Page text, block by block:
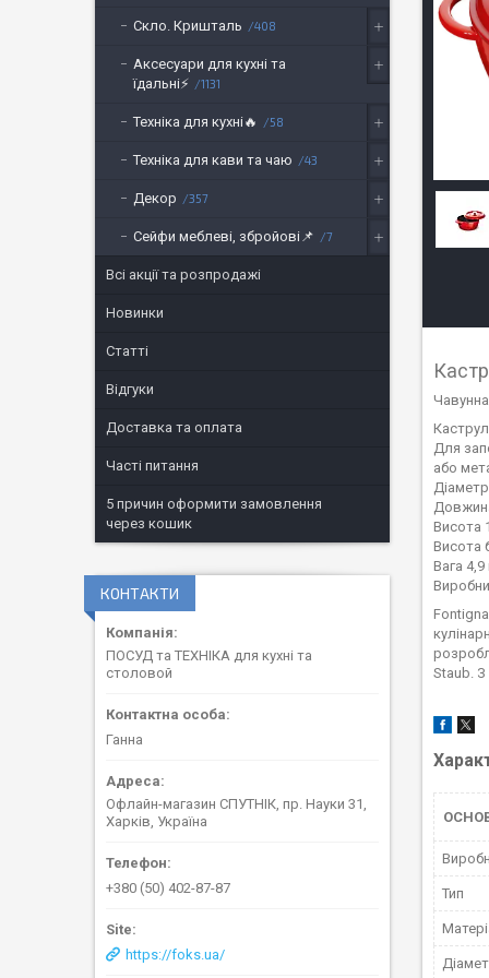
Для
або
Висота
Висота
Вага 4,9
Staub. З
Тип
Скло. Кришталь 408
Аксесуари для кухні та
їдальні⚡
1131
Техніка для кухні🔥 58
Техніка для кави та чаю 43
Декор 357
Сейфи меблеві, збройові📌 7
Всі акції та розпродажі
Новинки
Статті
Відгуки
Доставка та оплата
Часті питання
5 причин оформити замовлення
через кошик
КОНТАКТИ
ПОСУД та ТЕХНІКА для кухні та
столовой
Ганна
Офлайн-магазин СПУТНІК, пр. Науки 31,
Харків, Україна
+380 (50) 402-87-87
https://foks.ua/